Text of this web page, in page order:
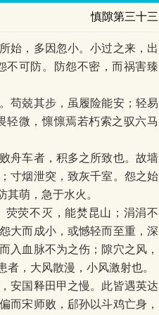
慎隙第三十三
始，多因忽小。小过之来，出
不可防。防怨不密，而祸害臻
苟兢其步，虽履险能安；轻易
轻微，懔懔焉若朽索之驭六马
舟车者，积多之所致也。故墙
寸烟泄突，致灰千室。怨之始
萌，急于水火。
荧荧不灭，能焚昆山；涓涓不
大而成小，或憾轻而至重，深
入血脉不为之伤；隙穴之风，
，大风散漫，小风激射也。
安国释田甲之慢。此皆遇英达
而宋师败，郈孙以斗鸡亡身，